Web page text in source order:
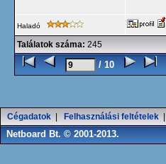
Haladó
Találatok száma: 245
/ 10
Cégadatok Felhasználási feltételek
Netboard Bt. © 2001-2013.